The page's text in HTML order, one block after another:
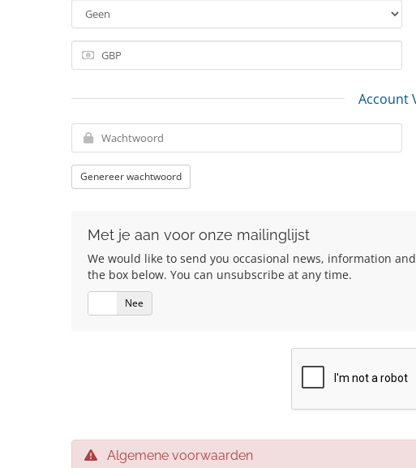
Account
Genereer wachtwoord
Met je aan voor onze mailinglijst
We would like to send you occasional news, information
the box below. You can unsubscribe at any time.
Nee
Algemene voorwaarden